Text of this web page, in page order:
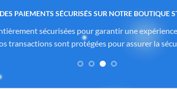
authentiques inspirés de l’univers
sont soigneusement sélectionnés auprès de
. Chaque pièce reflète fidèlement l’esprit de